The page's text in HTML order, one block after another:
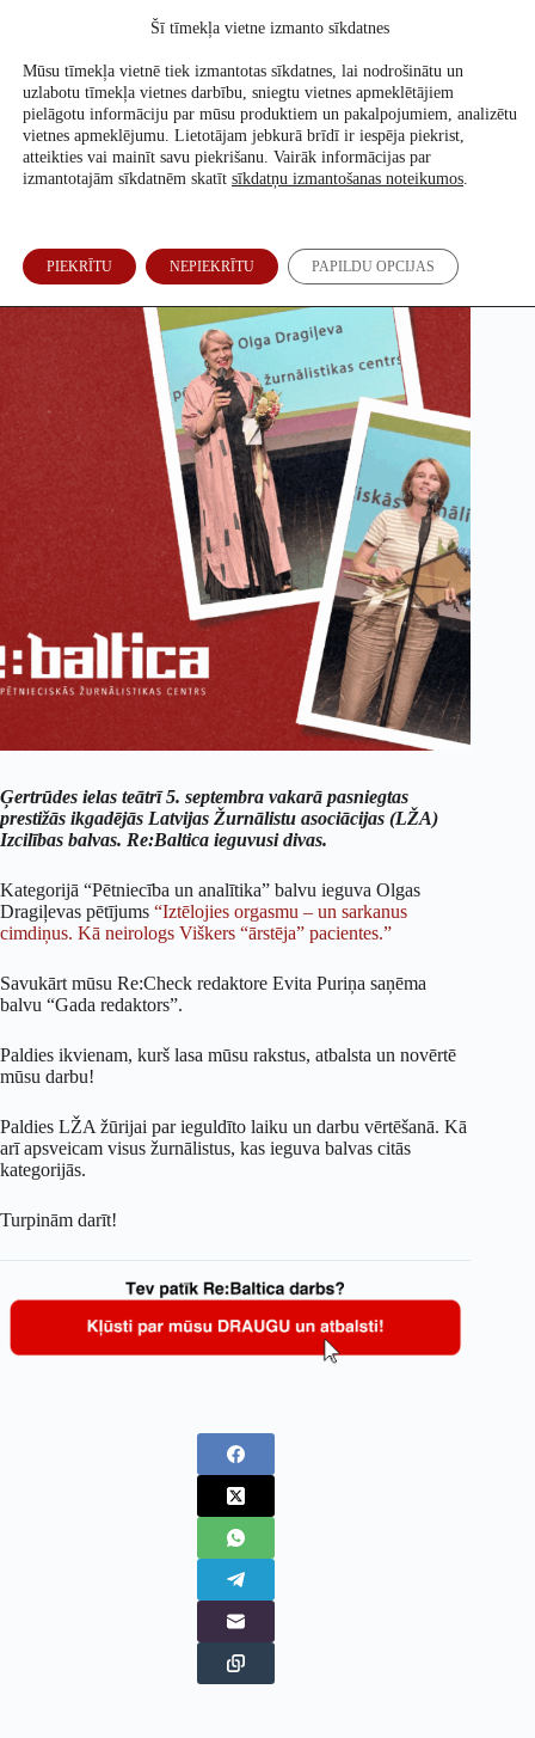
Atbalsti mūs
Re:Baltica ieguvusi divas Latvijas Žurnālistu asociācijas
Izcilības balvas
Ģertrūdes ielas teātrī 5. septembra vakarā pasniegtas
prestižās ikgadējās Latvijas Žurnālistu asociācijas (LŽA)
Izcilības balvas. Re:Baltica ieguvusi divas.
Kategorijā “Pētniecība un analītika” balvu ieguva Olgas
Dragiļevas pētījums “Iztēlojies orgasmu – un sarkanus
cimdiņus. Kā neirologs Viškers “ārstēja” pacientes.”
Savukārt mūsu Re:Check redaktore Evita Puriņa saņēma
balvu “Gada redaktors”.
Paldies ikvienam, kurš lasa mūsu rakstus, atbalsta un novērtē
mūsu darbu!
Paldies LŽA žūrijai par ieguldīto laiku un darbu vērtēšanā. Kā
arī apsveicam visus žurnālistus, kas ieguva balvas citās
kategorijās.
Turpinām darīt!
Šī tīmekļa vietne izmanto sīkdatnes
Mūsu tīmekļa vietnē tiek izmantotas sīkdatnes, lai nodrošinātu un
uzlabotu tīmekļa vietnes darbību, sniegtu vietnes apmeklētājiem
pielāgotu informāciju par mūsu produktiem un pakalpojumiem, analizētu
vietnes apmeklējumu. Lietotājam jebkurā brīdī ir iespēja piekrist,
atteikties vai mainīt savu piekrišanu. Vairāk informācijas par
izmantotajām sīkdatnēm skatīt sīkdatņu izmantošanas noteikumos.
PIEKRĪTU NEPIEKRĪTU PAPILDU OPCIJAS